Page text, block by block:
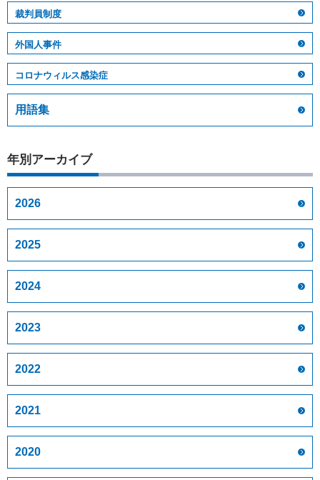
裁判員制度
外国人事件
コロナウィルス感染症
用語集
年別アーカイブ
2026
2025
2024
2023
2022
2021
2020